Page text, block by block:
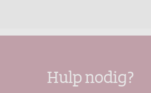
Hulp nodig?